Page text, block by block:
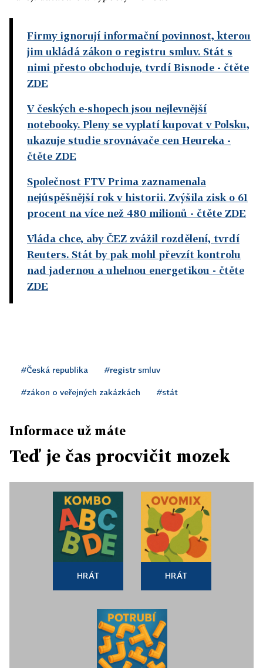
Firmy ignorují informační povinnost, kterou
jim ukládá zákon o registru smluv. Stát s
nimi přesto obchoduje, tvrdí Bisnode - čtěte
ZDE
V českých e-shopech jsou nejlevnější
notebooky. Pleny se vyplatí kupovat v Polsku,
ukazuje studie srovnávače cen Heureka -
čtěte ZDE
Společnost FTV Prima zaznamenala
nejúspěšnější rok v historii. Zvýšila zisk o 61
procent na více než 480 milionů - čtěte ZDE
Vláda chce, aby ČEZ zvážil rozdělení, tvrdí
Reuters. Stát by pak mohl převzít kontrolu
nad jadernou a uhelnou energetikou - čtěte
ZDE
#Česká republika #registr smluv
#zákon o veřejných zakázkách #stát
Informace už máte
Teď je čas procvičit mozek
HRÁT HRÁT